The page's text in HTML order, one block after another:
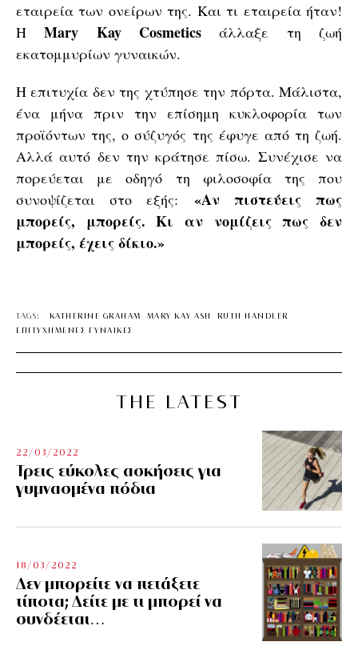
εταιρεία των ονείρων της. Και τι εταιρεία ήταν!
Η Mary Kay Cosmetics άλλαξε τη ζωή
εκατομμυρίων γυναικών.
H επιτυχία δεν της χτύπησε την πόρτα. Μάλιστα,
ένα μήνα πριν την επίσημη κυκλοφορία των
προϊόντων της, ο σύζυγός της έφυγε από τη ζωή.
Αλλά αυτό δεν την κράτησε πίσω. Συνέχισε να
πορεύεται με οδηγό τη φιλοσοφία της που
συνοψίζεται στο εξής: «Αν πιστεύεις πως
μπορείς, μπορείς. Κι αν νομίζεις πως δεν
μπορείς, έχεις δίκιο.»
TAGS: KATHERINE GRAHAM MARY KAY ASH
RUTH HANDLER
ΕΠΙΤΥΧΗΜΕΝΕΣ ΓΥΝΑΙΚΕΣ
THE LATEST
22/03/2022
Τρεις εύκολες ασκήσεις για
γυμνασμένα πόδια
18/03/2022
Δεν μπορείτε να πετάξετε
τίποτα; Δείτε με τι μπορεί να
συνδέεται…